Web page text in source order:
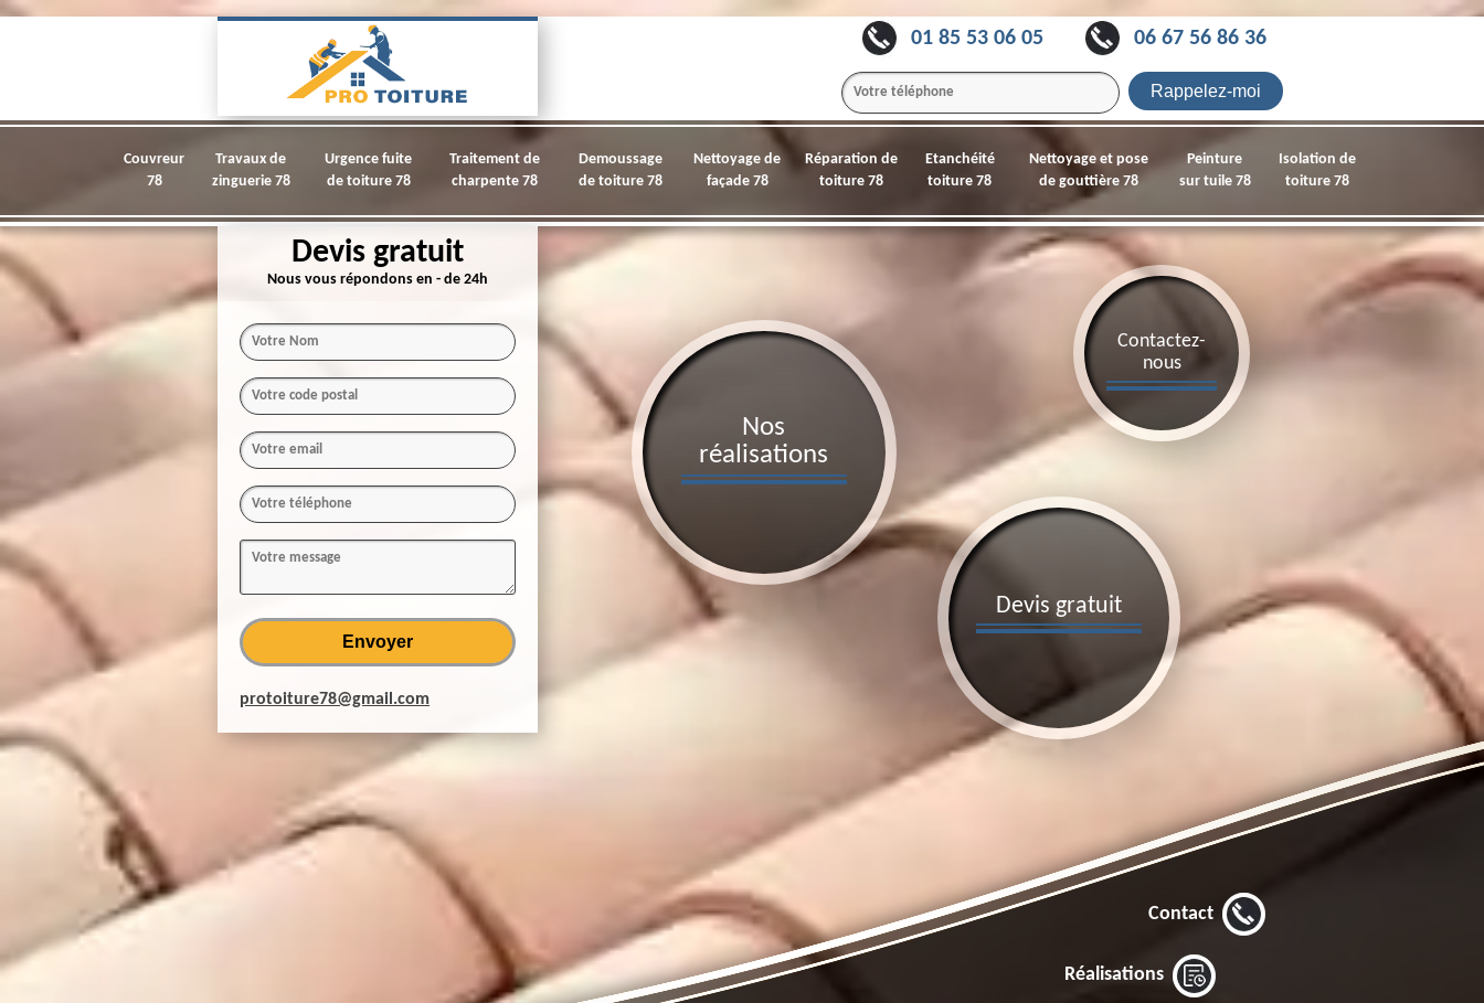
01 85 53 06 05 06 67 56 86 36
Couvreur
78
Travaux de
zinguerie 78
Urgence fuite
de toiture 78
Traitement de
charpente 78
Demoussage
de toiture 78
Nettoyage de
façade 78
Réparation de
toiture 78
Etanchéité
toiture 78
Nettoyage et pose
de gouttière 78
Peinture
sur tuile 78
Isolation de
toiture 78
Devis gratuit
Nous vous répondons en - de 24h
protoiture78@gmail.com
Devis gratuit
Contactez-
nous
Nos
réalisations
Contact
Réalisations